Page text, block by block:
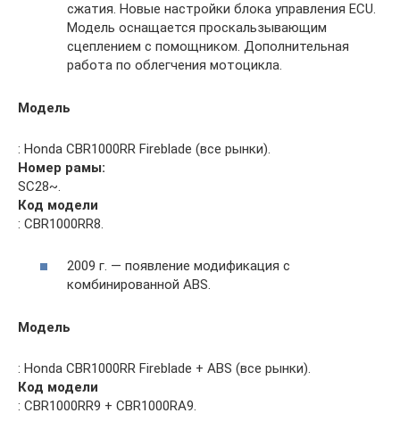
сжатия. Новые настройки блока управления ECU.
Модель оснащается проскальзывающим
сцеплением с помощником. Дополнительная
работа по облегчения мотоцикла.
Модель
: Honda CBR1000RR Fireblade (все рынки).
Номер рамы:
SC28~.
Код модели
: CBR1000RR8.
2009 г. — появление модификация с
комбинированной ABS.
Модель
: Honda CBR1000RR Fireblade + ABS (все рынки).
Код модели
: CBR1000RR9 + CBR1000RA9.